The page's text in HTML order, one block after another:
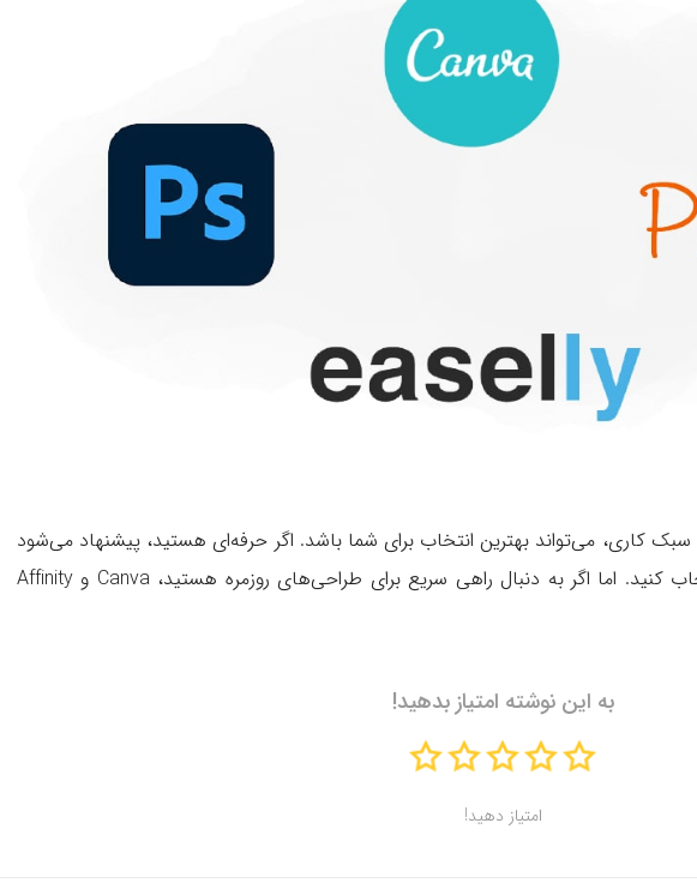
و سبک کاری، می‌تواند بهترین انتخاب برای شما باشد. اگر حرفه‌ای هستید، پیشنهاد می‌شود
بین فتوشاپ و ایلاستریتور یکی را انتخاب کنید. اما اگر به دنبال راهی سریع برای طراحی‌های روزمره هستید، Canva و Affinity
به این نوشته امتیاز بدهید!
امتیاز دهید!